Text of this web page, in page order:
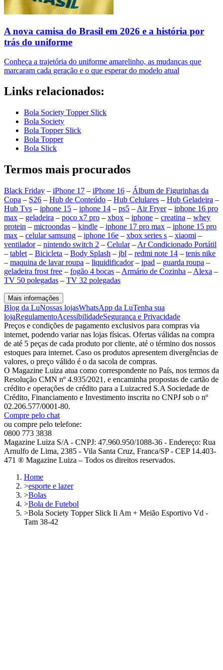
A nova camisa do Brasil em 2026 e a história por
trás do uniforme
Conheça a trajetória do uniforme amarelinho, as mudanças que
marcaram cada geração e o que esperar do modelo atual
Links relacionados:
Bola Society Topper Slick
Bola Society
Bola Topper Slick
Bola Topper
Bola Slick
Termos mais procurados
Black Friday – iPhone 17 – iPhone 16 – Álbum de Figurinhas da
Copa – S26 – Hub de Conteúdo – Hub Celulares – Hub Geladeira –
Hub Tvs – iphone 15 – iphone 14 – ps5 – Air Fryer– iphone 16 pro
max – geladeira – poco x7 pro – xbox – iphone – creatina – whey
protein – microondas – kindle – iphone 17 pro max – iphone 15 pro
max – celular samsung – iphone 16e – xbox series s – xiaomi –
ventilador– nintendo switch 2 – Celular– Ar Condicionado Portátil
– tablet – Bicicleta – Body Splash – jbl – redmi note 14 – tenis nike
– maquina de lavar roupa – liquidificador– ipad – guarda roupa –
geladeira frost free – fogão 4 bocas – Armário de Cozinha – Alexa –
TV 50 polegadas – TV 32 polegadas
Mais informações
Blog da LuNossas lojasWhatsApp da LuTenha sua
lojaRegulamentoAcessibilidadeSegurança e Privacidade
Preços e condições de pagamento exclusivos para compras via
internet, podendo variar nas lojas físicas. Ofertas válidas na compra
de até 5 peças de cada produto por cliente, até o término dos nossos
estoques para internet. Caso os produtos apresentem divergências de
valores, o preço válido é o da sacola de compras.
O Magazine Luiza atua como correspondente no País, nos termos da
Resolução CMN nº 4.935/2021, e encaminha propostas de cartão de
crédito e operações de crédito para a Luizacred S.A Sociedade de
Crédito, Financiamento e Investimento inscrita no CNPJ sob o nº
02.206.577/0001-80.
Compre pelo chat
ou compre pelo telefone:
0800 773 3838
Magazine Luiza S/A - CNPJ: 47.960.950/1088-36 - Endereço: Rua
Arnulfo de Lima, 2385 - Vila Santa Cruz, Franca/SP - CEP 14.403-
471 ® Magazine Luiza – Todos os direitos reservados.
Home
>esporte e lazer
>Bolas
>Bola de Futebol
>Bola Society Topper Slick Ii Am + Meião Esportivo Vd -
Tam 38-42